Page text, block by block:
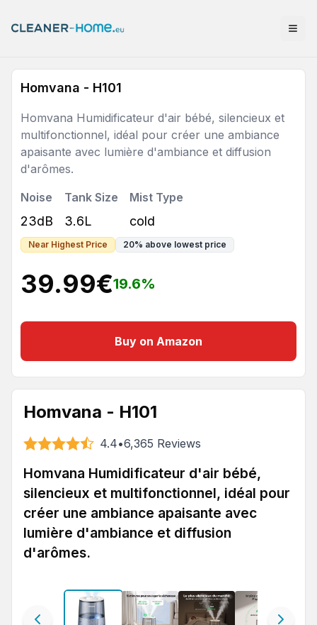
Homvana - H101
Homvana Humidificateur d'air bébé, silencieux et
multifonctionnel, idéal pour créer une ambiance
apaisante avec lumière d'ambiance et diffusion
d'arômes.
Noise
23dB
Tank Size
3.6L
Mist Type
cold
Near Highest Price 20% above lowest price
39.99€19.6%
Buy on Amazon
Homvana - H101
4.4•6,365 Reviews
Homvana Humidificateur d'air bébé,
silencieux et multifonctionnel, idéal pour
créer une ambiance apaisante avec
lumière d'ambiance et diffusion
d'arômes.